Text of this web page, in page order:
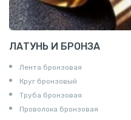
ЛАТУНЬ И БРОНЗА
Лента бронзовая
Круг бронзовый
Труба бронзовая
Проволока бронзовая